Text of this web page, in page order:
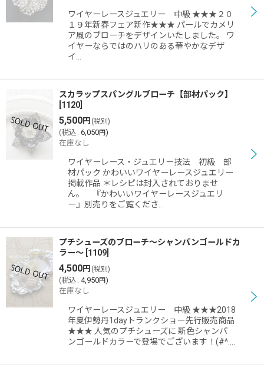
ワイヤーレースジュエリー 中級 ★★★２０
１９年新春フェア新作★★★ パールでカメリ
ア風のブローチをデザインいたしました。 ワ
イヤーならではのハリのある華やかなデザ
イ…
スカラップスパングルブローチ【部材パック】
1120
5,500円 (税別)
(税込 : 6,050円)
在庫なし
ワイヤーレース・ジュエリー技法 初級 部
材パック かわいいワイヤーレースジュエリー
掲載作品 ＊レシピは封入されておりませ
ん。 『かわいいワイヤーレースジュエリ
ー』別売りをご覧くださ…
プチシューズのブローチ〜シャンパンゴールドカ
ラー〜 1109
4,500円 (税別)
(税込 : 4,950円)
在庫なし
ワイヤーレースジュエリー 中級 ★★★2018
年夏伊勢丹1dayトランクショー先行販売商品
★★★ 人気のプチシューズに 新色シャンパ
ンゴールドカラーで登場でございます！(#^.…